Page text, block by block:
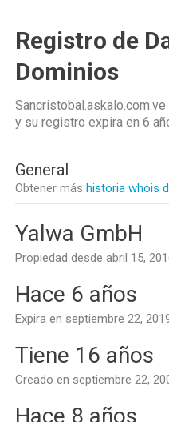
Registro de
Dominios
y su registro expira en 6
General
Obtener más historia whois
Yalwa GmbH
Propiedad desde abril 15,
Hace 6 años
Expira en septiembre 22,
Tiene 16 años
Creado en septiembre 22,
Hace 8 años